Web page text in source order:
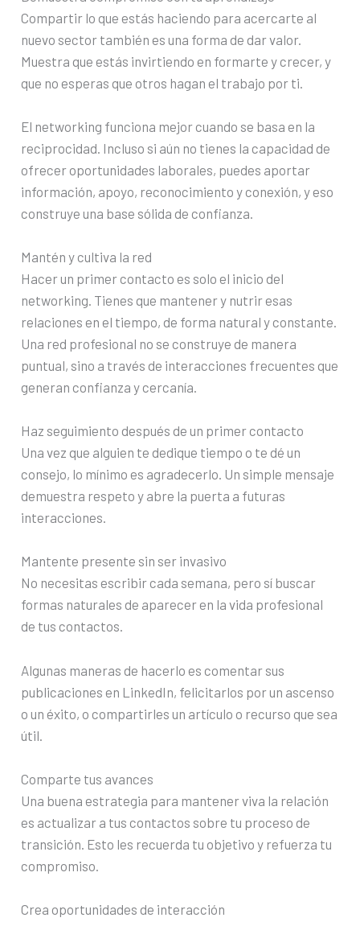
Compartir lo que estás haciendo para acercarte al
nuevo sector también es una forma de dar valor.
Muestra que estás invirtiendo en formarte y crecer, y
que no esperas que otros hagan el trabajo por ti.
El networking funciona mejor cuando se basa en la
reciprocidad. Incluso si aún no tienes la capacidad de
ofrecer oportunidades laborales, puedes aportar
información, apoyo, reconocimiento y conexión, y eso
construye una base sólida de confianza.
Mantén y cultiva la red
Hacer un primer contacto es solo el inicio del
networking. Tienes que mantener y nutrir esas
relaciones en el tiempo, de forma natural y constante.
Una red profesional no se construye de manera
puntual, sino a través de interacciones frecuentes que
generan confianza y cercanía.
Haz seguimiento después de un primer contacto
Una vez que alguien te dedique tiempo o te dé un
consejo, lo mínimo es agradecerlo. Un simple mensaje
demuestra respeto y abre la puerta a futuras
interacciones.
Mantente presente sin ser invasivo
No necesitas escribir cada semana, pero sí buscar
formas naturales de aparecer en la vida profesional
de tus contactos.
Algunas maneras de hacerlo es comentar sus
publicaciones en LinkedIn, felicitarlos por un ascenso
o un éxito, o compartirles un artículo o recurso que sea
útil.
Comparte tus avances
Una buena estrategia para mantener viva la relación
es actualizar a tus contactos sobre tu proceso de
transición. Esto les recuerda tu objetivo y refuerza tu
compromiso.
Crea oportunidades de interacción